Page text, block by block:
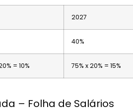
2027
40%
= 10% 75% x 20% = 15%
– Folha de Salários